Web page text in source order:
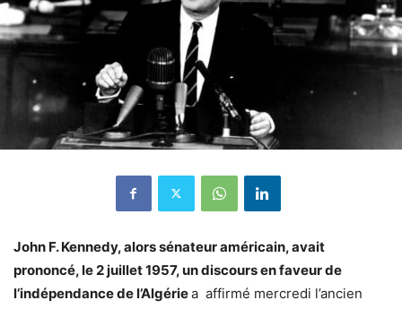
John F. Kennedy, alors sénateur américain, avait
prononcé, le 2 juillet 1957, un discours en faveur de
l’indépendance de l’Algériea affirmé mercredi l’ancien